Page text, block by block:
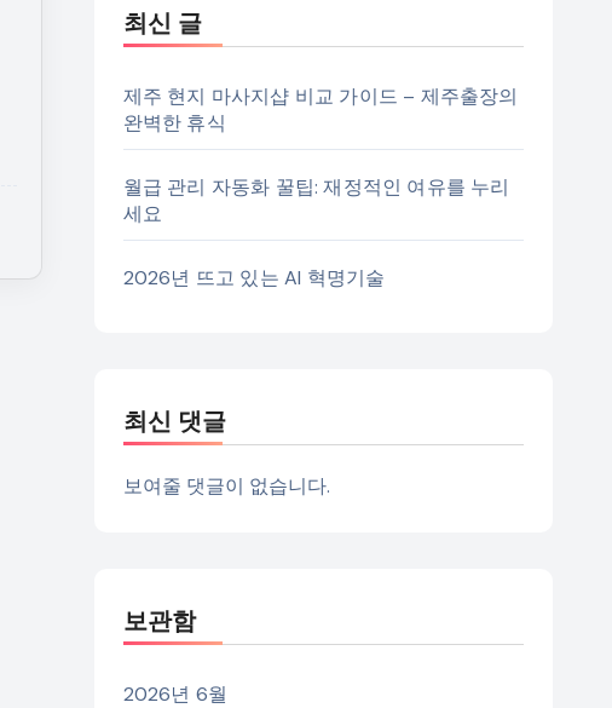
최신 글
제주 현지 마사지샵 비교 가이드 – 제주출장의
완벽한 휴식
월급 관리 자동화 꿀팁: 재정적인 여유를 누리
세요
2026년 뜨고 있는 AI 혁명기술
최신 댓글
보여줄 댓글이 없습니다.
보관함
2026년 6월